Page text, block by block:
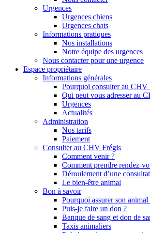
Urgences
Urgences chiens
Urgences chats
Informations pratiques
Nos installations
Notre équipe des urgences
Nous contacter pour une urgence
Espace propriétaire
Informations générales
Pourquoi consulter au CHV
Qui peut vous adresser au
Urgences
Actualités
Administration
Nos tarifs
Paiement
Consulter au CHV Frégis
Comment venir ?
Comment prendre rendez-
Déroulement d’une
Le bien-être animal
Bon à savoir
Pourquoi assurer son animal
Puis-je faire un don ?
Banque de sang et don de
Taxis animaliers